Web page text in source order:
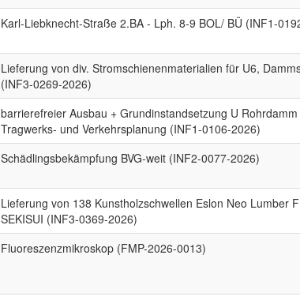
Karl-Liebknecht-Straße 2.BA - Lph. 8-9 BOL/ BÜ (INF1-
Lieferung von div. Stromschienenmaterialien für U6,
(INF3-0269-2026)
barrierefreier Ausbau + Grundinstandsetzung U
Tragwerks- und Verkehrsplanung (INF1-0106-2026)
Schädlingsbekämpfung BVG-weit (INF2-0077-2026)
Lieferung von 138 Kunstholzschwellen Eslon Neo Lumber
SEKISUI (INF3-0369-2026)
Fluoreszenzmikroskop (FMP-2026-0013)